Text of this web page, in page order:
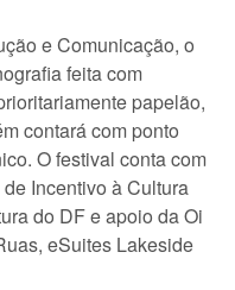
e Comunicação, o
feita com
papelão,
contará com ponto
O festival conta com
Incentivo à Cultura
do DF e apoio da Oi
eSuites Lakeside